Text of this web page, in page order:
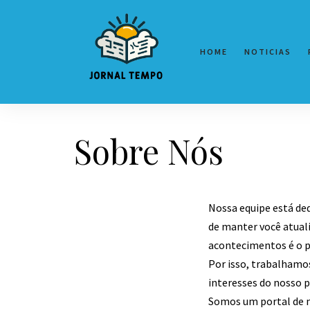
HOME NOTICIAS
Sobre Nós
Nossa equipe está
de manter você
acontecimentos é o
Por isso,
interesses do nosso
Somos um portal de